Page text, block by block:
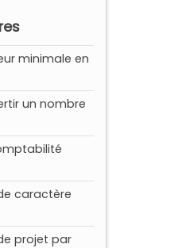
minimale en
un nombre
caractère
projet par